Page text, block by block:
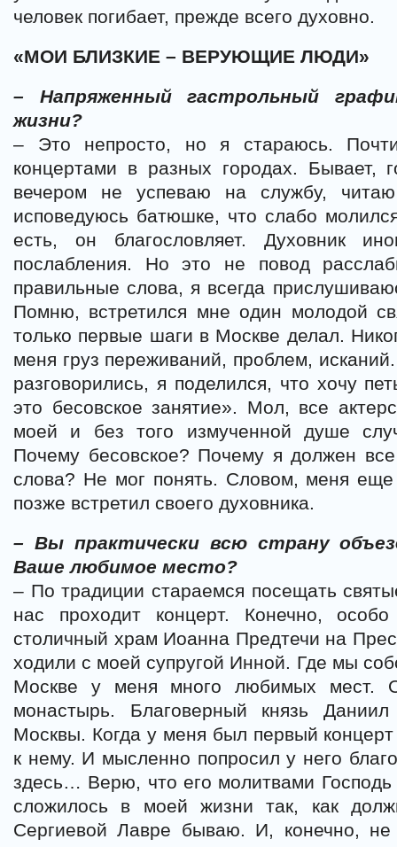
человек погибает, прежде всего духовно.
«МОИ БЛИЗКИЕ – ВЕРУЮЩИЕ ЛЮДИ»
– Напряженный гастрольный
жизни?
– Это непросто, но я стараюсь.
концертами в разных городах. Бывает,
вечером не успеваю на службу,
исповедуюсь батюшке, что слабо
есть, он благословляет. Духовник
послабления. Но это не повод
правильные слова, я всегда
Помню, встретился мне один молодой
только первые шаги в Москве делал.
меня груз переживаний, проблем,
разговорились, я поделился, что хочу
это бесовское занятие». Мол, все
моей и без того измученной душе
Почему бесовское? Почему я должен
слова? Не мог понять. Словом, меня
позже встретил своего духовника.
– Вы практически всю страну
Ваше любимое место?
– По традиции стараемся посещать
нас проходит концерт. Конечно,
столичный храм Иоанна Предтечи на
ходили с моей супругой Инной. Где мы
Москве у меня много любимых мест.
монастырь. Благоверный князь
Москвы. Когда у меня был первый
к нему. И мысленно попросил у него
здесь… Верю, что его молитвами
сложилось в моей жизни так, как
Сергиевой Лавре бываю. И, конечно,